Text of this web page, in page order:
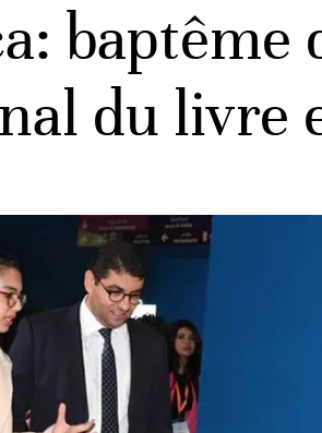
du livre